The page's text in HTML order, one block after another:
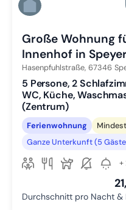
Große Wohnung
Innenhof in
Hasenpfuhlstraße, 67346
5 Persone, 2
WC, Küche,
(Zentrum)
Ferienwohnung
Ganze Unterkunft (5
+
Durchschnitt pro Nacht &